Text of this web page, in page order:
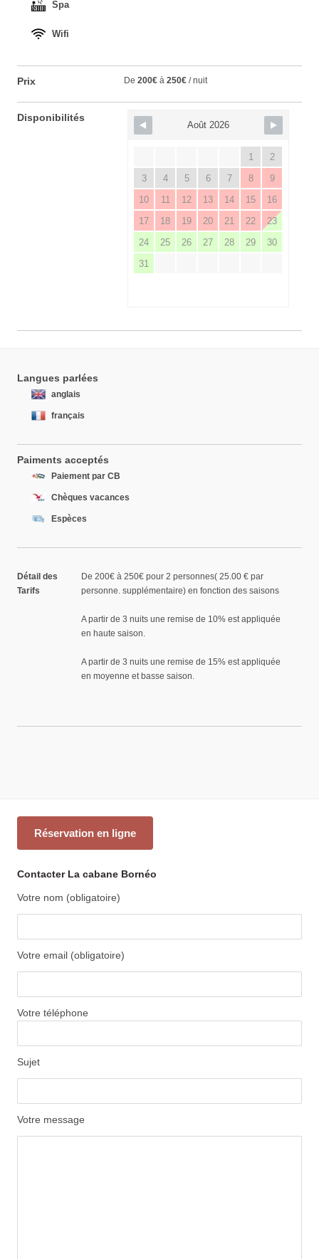
Spa
Wifi
Prix De 200€ à 250€ / nuit
Disponibilités
Août 2026
1
2
3
4 5 6 7 8
9
10
11 12 13 14 15
16
17
18 19 20 21 22
23
24
25 26 27 28 29
30
31
Langues parlées
anglais
français
Paiments acceptés
Paiement par CB
Chèques vacances
Espèces
Détail des
Tarifs
De 200€ à 250€ pour 2 personnes( 25.00 € par
personne. supplémentaire) en fonction des saisons
A partir de 3 nuits une remise de 10% est appliquée
en haute saison.
A partir de 3 nuits une remise de 15% est appliquée
en moyenne et basse saison.
Réservation en ligne
Contacter La cabane Bornéo
Votre nom (obligatoire)
Votre email (obligatoire)
Votre téléphone
Sujet
Votre message